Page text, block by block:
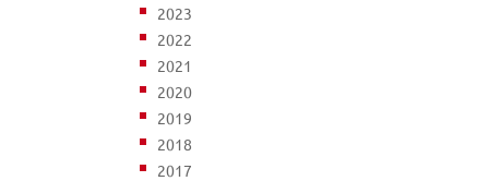
2023
2022
2021
2020
2019
2018
2017